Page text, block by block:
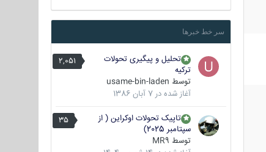
سر خط خبرها
2,051
تحلیل و پیگیری تحولات
ترکیه
توسط usame-bin-laden
آغاز شده در 7 آبان 1386
35
تاپیک تحولات اوکراین ( از
سپتامبر 2025)
توسط MR9